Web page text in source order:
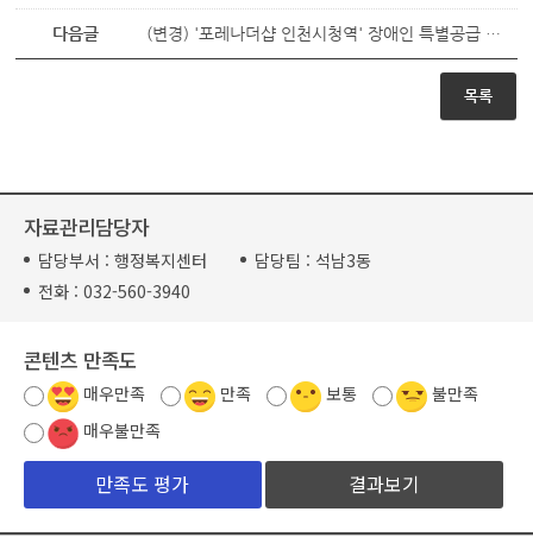
다음글 (변경) '포레나더샵 인천시청역' 장애인 특별공급 일정 변경 알림
목록
자료관리담당자
담당부서 : 행정복지센터 담당팀 : 석남3동
전화 : 032-560-3940
콘텐츠 만족도
매우만족 만족 보통
불만족
매우불만족
결과보기